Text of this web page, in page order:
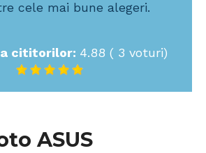
cele mai bune alegeri.
cititorilor: 4.88 ( 3 voturi)
ASUS